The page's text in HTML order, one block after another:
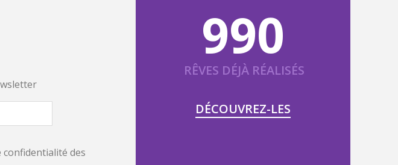
confidentialité des
990
RÊVES DÉJÀ RÉALISÉS
DÉCOUVREZ-LES